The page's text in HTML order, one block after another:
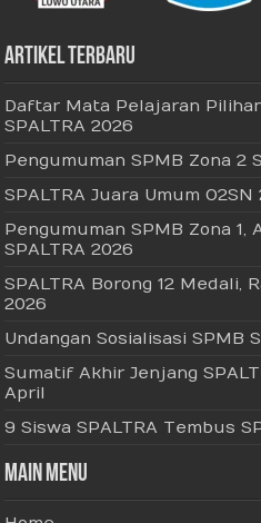
Artikel Terbaru
Daftar Mata Pelajaran
SPALTRA 2026
Pengumuman SPMB Zona 2
SPALTRA Juara Umum
Pengumuman SPMB Zona 1,
SPALTRA 2026
SPALTRA Borong 12 Medali,
2026
Undangan Sosialisasi SPMB
Sumatif Akhir Jenjang
April
9 Siswa SPALTRA Tembus
Main Menu